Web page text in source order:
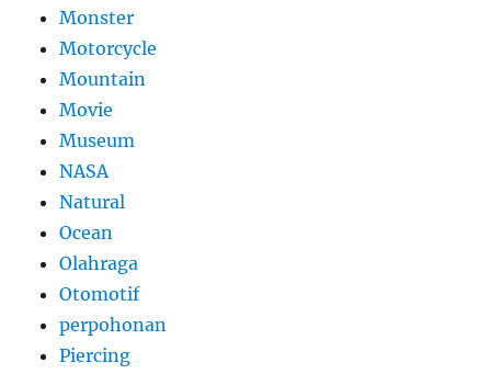
Monster
Motorcycle
Mountain
Movie
Museum
NASA
Natural
Ocean
Olahraga
Otomotif
perpohonan
Piercing